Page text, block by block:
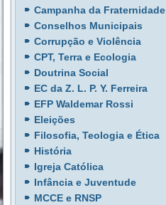
Campanha da Fraternidade
Conselhos Municipais
Corrupção e Violência
CPT, Terra e Ecologia
Doutrina Social
EC da Z. L. P. Y. Ferreira
EFP Waldemar Rossi
Eleições
Filosofia, Teologia e Ética
História
Igreja Católica
Infância e Juventude
MCCE e RNSP